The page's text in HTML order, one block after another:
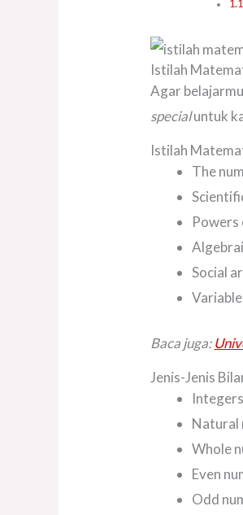
Istilah
Agar
specialuntuk
Istilah
The
Powers
Social
Baca juga:
Jenis-Jenis
Natural
Whole
Even
Odd